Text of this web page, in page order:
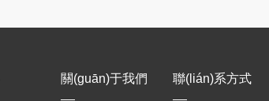
關(guān)于我們 聯(lián)系方式